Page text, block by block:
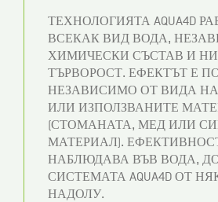
ТЕХНОЛОГИЯТА AQUA4D
ВСЕКАК ВИД ВОДА,
ХИМИЧЕСКИ СЪСТАВ И
ТЪРВОРОСТ. ЕФЕКТЪТ Е
НЕЗАВИСИМО ОТ ВИДА НА
ИЛИ ИЗПОЛЗВАНИТЕ
(СТОМАНАТА, МЕД ИЛИ
МАТЕРИАЛ).
НАБЛЮДАВА ВЪВ ВОДА,
СИСТЕМАТА AQUA4D ОТ
НАДОЛУ.